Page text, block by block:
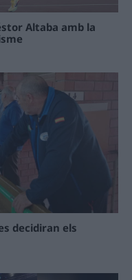
Altaba amb la
decidiran els